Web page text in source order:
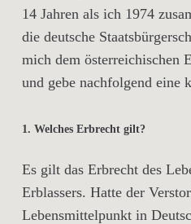
14 Jahren als ich 1974
die deutsche
mich dem österreichischen
und gebe nachfolgend eine
1. Welches Erbrecht gilt?
Es gilt das Erbrecht des
Erblassers. Hatte der
Lebensmittelpunkt in